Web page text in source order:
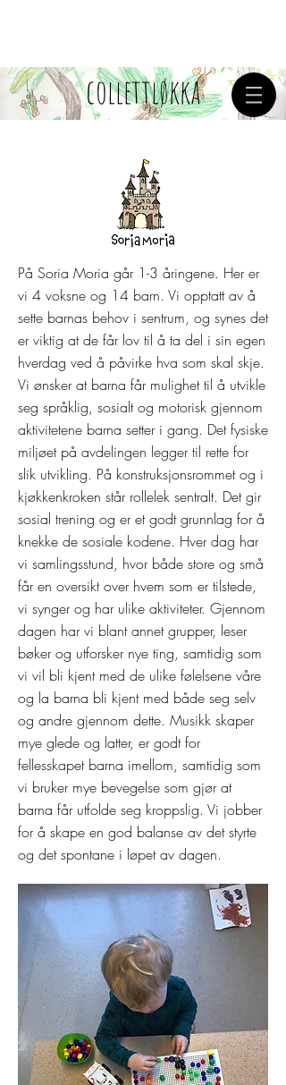
collettløkka
På Soria Moria går 1-3 åringene. Her er
vi 4 voksne og 14 barn. Vi opptatt av å
sette barnas behov i sentrum, og synes det
er viktig at de får lov til å ta del i sin egen
hverdag ved å påvirke hva som skal skje.
Vi ønsker at barna får mulighet til å utvikle
seg språklig, sosialt og motorisk gjennom
aktivitetene barna setter i gang. Det fysiske
miljøet på avdelingen legger til rette for
slik utvikling. På konstruksjonsrommet og i
kjøkkenkroken står rollelek sentralt. Det gir
sosial trening og er et godt grunnlag for å
knekke de sosiale kodene. Hver dag har
vi samlingsstund, hvor både store og små
får en oversikt over hvem som er tilstede,
vi synger og har ulike aktiviteter. Gjennom
dagen har vi blant annet grupper, leser
bøker og utforsker nye ting, samtidig som
vi vil bli kjent med de ulike følelsene våre
og la barna bli kjent med både seg selv
og andre gjennom dette. Musikk skaper
mye glede og latter, er godt for
fellesskapet barna imellom, samtidig som
vi bruker mye bevegelse som gjør at
barna får utfolde seg kroppslig. Vi jobber
for å skape en god balanse av det styrte
og det spontane i løpet av dagen.